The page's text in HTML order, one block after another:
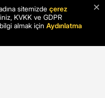
×
sitemizde çerez
KVKK ve GDPR
almak için Aydınlatma